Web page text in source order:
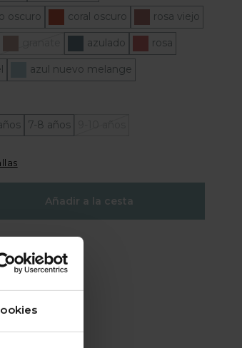
oscuro coral oscuro rosa viejo
azulado rosa
azul nuevo melange
7-8 años
Añadir a la cesta